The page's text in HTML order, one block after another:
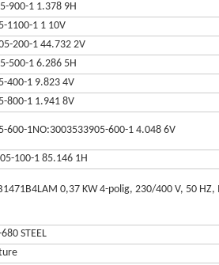
900-1 1.378 9H
1100-1 1 10V
200-1 44.732 2V
500-1 6.286 5H
400-1 9.823 4V
800-1 1.941 8V
600-1NO:3003533905-600-1 4.048 6V
100-1 85.146 1H
0,37 KW 4-polig, 230/400 V, 50 HZ,
STEEL